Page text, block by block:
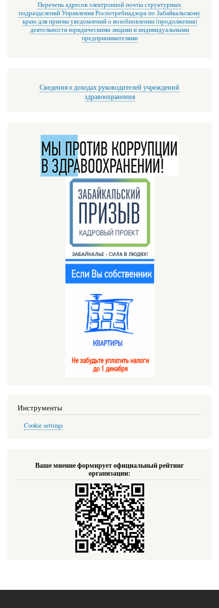
Перечень адресов электронной почты структурных
подразделений Управления Роспотребнадзора по Забайкальскому
краю для приема уведомлений о возобновлении (продолжения)
деятельности юридическими лицами и индивидуальными
предпринимателями
Сведения о доходах руководителей учреждений
здравоохранения
Инструменты
Cookie settings
Ваше мнение формирует официальный рейтинг
организации: